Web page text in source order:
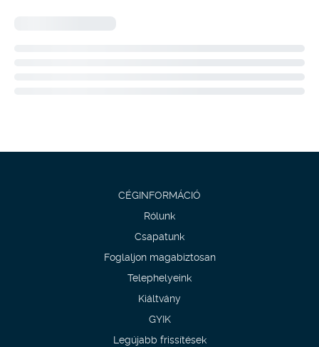
CÉGINFORMÁCIÓ
Rólunk
Csapatunk
Foglaljon magabiztosan
Telephelyeink
Kiáltvány
GYIK
Legújabb frissítések